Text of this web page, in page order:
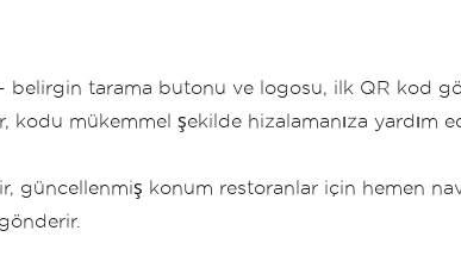
tarama butonu ve logosu, ilk QR kod
mükemmel şekilde hizalamanıza yardım
güncellenmiş konum restoranlar için hemen